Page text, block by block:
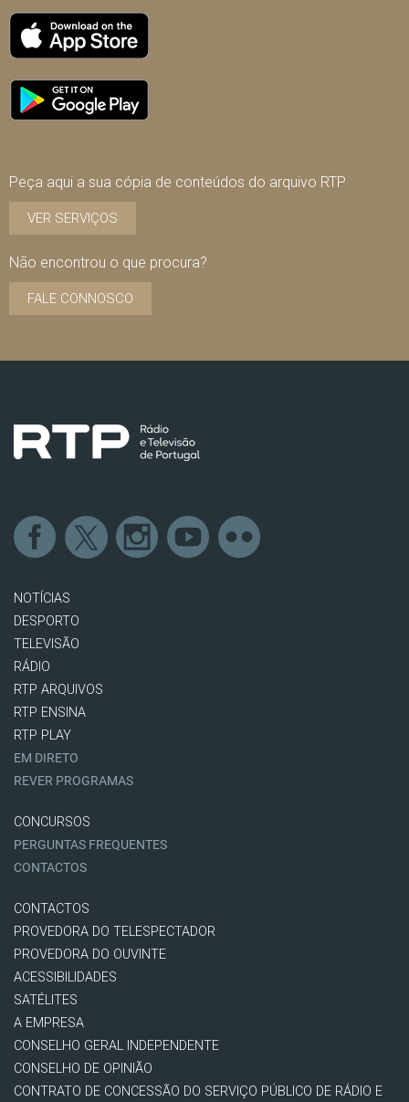
Peça aqui a sua cópia de conteúdos do arquivo RTP
VER SERVIÇOS
Não encontrou o que procura?
FALE CONNOSCO
NOTÍCIAS
DESPORTO
TELEVISÃO
RÁDIO
RTP ARQUIVOS
RTP ENSINA
RTP PLAY
EM DIRETO
REVER PROGRAMAS
CONCURSOS
PERGUNTAS FREQUENTES
CONTACTOS
CONTACTOS
PROVEDORA DO TELESPECTADOR
PROVEDORA DO OUVINTE
ACESSIBILIDADES
SATÉLITES
A EMPRESA
CONSELHO GERAL INDEPENDENTE
CONSELHO DE OPINIÃO
CONTRATO DE CONCESSÃO DO SERVIÇO PÚBLICO DE RÁDIO E